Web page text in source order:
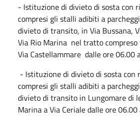
- Istituzione di divieto di sosta con
compresi gli stalli adibiti a
divieto di transito, in Via Bussana,
Via Rio Marina nel tratto
Via Castellammare dalle ore 06.00
- Istituzione di divieto di sosta con
compresi gli stalli adibiti a
divieto di transito in Lungomare di
Marina a Via Ceriale dalle ore